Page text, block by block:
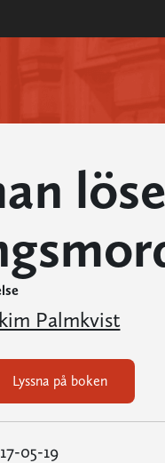
Palmkvist
Lyssna på boken
05-19